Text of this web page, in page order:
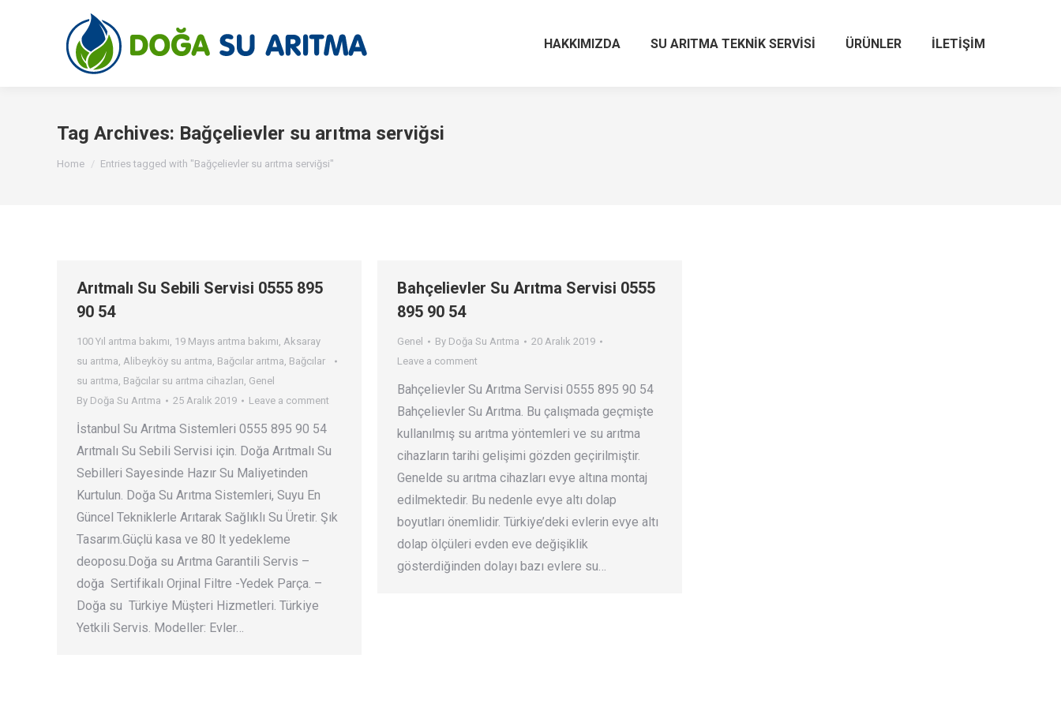
HAKKIMIZDA SU ARITMA TEKNIK SERVISI ÜRÜNLER İLETIŞIM
Tag Archives: Bağçelievler su arıtma serviğsi
You are here:
Home Entries tagged with "Bağçelievler su arıtma serviğsi"
Arıtmalı Su Sebili Servisi 0555 895
90 54
100 Yıl arıtma bakımı, 19 Mayıs arıtma bakımı, Aksaray
su arıtma, Alibeyköy su arıtma, Bağcılar arıtma, Bağcılar
su arıtma, Bağcılar su arıtma cihazları, Genel
By Doğa Su Arıtma 25 Aralık 2019 Leave a comment
İstanbul Su Arıtma Sistemleri 0555 895 90 54
Arıtmalı Su Sebili Servisi için. Doğa Arıtmalı Su
Sebilleri Sayesinde Hazır Su Maliyetinden
Kurtulun. Doğa Su Arıtma Sistemleri, Suyu En
Güncel Tekniklerle Arıtarak Sağlıklı Su Üretir. Şık
Tasarım.Güçlü kasa ve 80 lt yedekleme
deoposu.Doğa su Arıtma Garantili Servis –
doğa Sertifikalı Orjinal Filtre -Yedek Parça. –
Doğa su Türkiye Müşteri Hizmetleri. Türkiye
Yetkili Servis. Modeller: Evler…
Bahçelievler Su Arıtma Servisi 0555
895 90 54
Genel By Doğa Su Arıtma
20 Aralık 2019
Leave a comment
Bahçelievler Su Arıtma Servisi 0555 895 90 54
Bahçelievler Su Arıtma. Bu çalışmada geçmişte
kullanılmış su arıtma yöntemleri ve su arıtma
cihazların tarihi gelişimi gözden geçirilmiştir.
Genelde su arıtma cihazları evye altına montaj
edilmektedir. Bu nedenle evye altı dolap
boyutları önemlidir. Türkiye’deki evlerin evye altı
dolap ölçüleri evden eve değişiklik
gösterdiğinden dolayı bazı evlere su…